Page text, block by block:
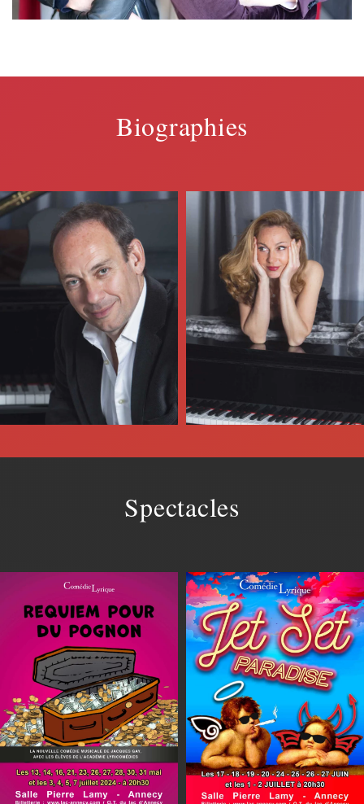
Biographies
En savoir plus En savoir plus
Spectacles
En savoir plus En savoir plus